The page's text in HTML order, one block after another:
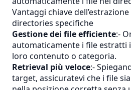
Vantaggi chiave
directories specifiche
Gestione dei file efficiente:-
automaticamente i file estratti
loro contenuto o categoria.
Retrieval più veloce:-
target, assicuratevi che i file